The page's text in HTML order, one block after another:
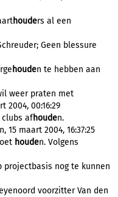
houders al een
Geen blessure
houden te hebben aan
weer praten met
2004, 00:16:29
clubs afhouden.
n, 15 maart 2004, 16:37:25
houden. Volgens
projectbasis nog te kunnen
voorzitter Van den